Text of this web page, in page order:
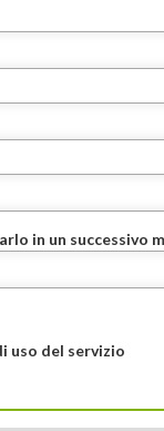
in un successivo
uso del servizio